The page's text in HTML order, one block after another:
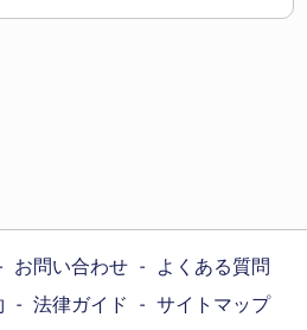
お問い合わせ
よくある質問
法律ガイド サイトマップ